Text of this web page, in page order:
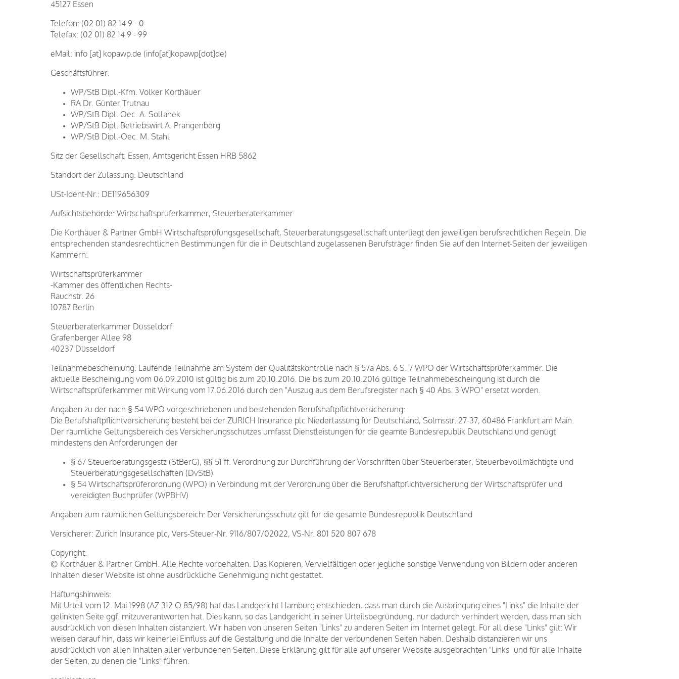
45127 Essen
Telefon: (02 01) 82 14 9 - 0
Telefax: (02 01) 82 14 9 - 99
eMail: info [at] kopawp.de (info[at]kopawp[dot]de)
Geschäftsführer:
WP/StB Dipl.-Kfm. Volker Korthäuer
RA Dr. Günter Trutnau
WP/StB Dipl. Oec. A. Sollanek
WP/StB Dipl. Betriebswirt A. Prangenberg
WP/StB Dipl.-Oec. M. Stahl
Sitz der Gesellschaft: Essen, Amtsgericht Essen HRB 5862
Standort der Zulassung: Deutschland
USt-Ident-Nr.: DE119656309
Aufsichtsbehörde: Wirtschaftsprüferkammer, Steuerberaterkammer
Die Korthäuer & Partner GmbH Wirtschaftsprüfungsgesellschaft, Steuerberatungsgesellschaft unterliegt den jeweiligen berufsrechtlichen Regeln. Die
entsprechenden standesrechtlichen Bestimmungen für die in Deutschland zugelassenen Berufsträger finden Sie auf den Internet-Seiten der jeweiligen
Kammern:
Wirtschaftsprüferkammer
-Kammer des öffentlichen Rechts-
Rauchstr. 26
10787 Berlin
Steuerberaterkammer Düsseldorf
Grafenberger Allee 98
40237 Düsseldorf
Teilnahmebescheiniung: Laufende Teilnahme am System der Qualitätskontrolle nach § 57a Abs. 6 S. 7 WPO der Wirtschaftsprüferkammer. Die
aktuelle Bescheinigung vom 06.09.2010 ist gültig bis zum 20.10.2016. Die bis zum 20.10.2016 gültige Teilnahmebescheingung ist durch die
Wirtschaftsprüferkammer mit Wirkung vom 17.06.2016 durch den "Auszug aus dem Berufsregister nach § 40 Abs. 3 WPO" ersetzt worden.
Angaben zu der nach § 54 WPO vorgeschriebenen und bestehenden Berufshaftpflichtversicherung:
Die Berufshaftpflichtversicherung besteht bei der ZURICH Insurance plc Niederlassung für Deutschland, Solmsstr. 27-37, 60486 Frankfurt am Main.
Der räumliche Geltungsbereich des Versicherungsschutzes umfasst Dienstleistungen für die geamte Bundesrepublik Deutschland und genügt
mindestens den Anforderungen der
§ 67 Steuerberatungsgestz (StBerG), §§ 51 ff. Verordnung zur Durchführung der Vorschriften über Steuerberater, Steuerbevollmächtigte und
Steuerberatungsgesellschaften (DvStB)
§ 54 Wirtschaftsprüferordnung (WPO) in Verbindung mit der Verordnung über die Berufshaftpflichtversicherung der Wirtschaftsprüfer und
vereidigten Buchprüfer (WPBHV)
Angaben zum räumlichen Geltungsbereich: Der Versicherungsschutz gilt für die gesamte Bundesrepublik Deutschland
Versicherer: Zurich Insurance plc, Vers-Steuer-Nr. 9116/807/02022, VS-Nr. 801 520 807 678
Copyright:
© Korthäuer & Partner GmbH. Alle Rechte vorbehalten. Das Kopieren, Vervielfältigen oder jegliche sonstige Verwendung von Bildern oder anderen
Inhalten dieser Website ist ohne ausdrückliche Genehmigung nicht gestattet.
Haftungshinweis:
Mit Urteil vom 12. Mai 1998 (AZ 312 O 85/98) hat das Landgericht Hamburg entschieden, dass man durch die Ausbringung eines "Links" die Inhalte der
gelinkten Seite ggf. mitzuverantworten hat. Dies kann, so das Landgericht in seiner Urteilsbegründung, nur dadurch verhindert werden, dass man sich
ausdrücklich von diesen Inhalten distanziert. Wir haben von unseren Seiten "Links" zu anderen Seiten im Internet gelegt. Für all diese "Links" gilt: Wir
weisen darauf hin, dass wir keinerlei Einfluss auf die Gestaltung und die Inhalte der verbundenen Seiten haben. Deshalb distanzieren wir uns
ausdrücklich von allen Inhalten aller verbundenen Seiten. Diese Erklärung gilt für alle auf unserer Website ausgebrachten "Links" und für alle Inhalte
der Seiten, zu denen die "Links" führen.